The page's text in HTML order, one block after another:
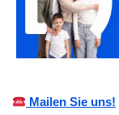
Mailen Sie uns!